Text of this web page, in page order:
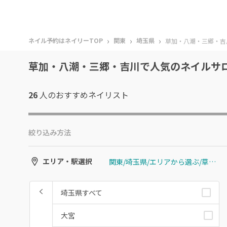
ネイル予約はネイリーTOP › 関東 › 埼玉県 › 草加・八潮・三郷・
草加・八潮・三郷・吉川で人気のネイルサ
26 人のおすすめネイリスト
絞り込み方法
エリア・駅選択 関東/埼玉県/エリアから選ぶ/草加・八潮・三郷・吉川
埼玉県すべて
大宮